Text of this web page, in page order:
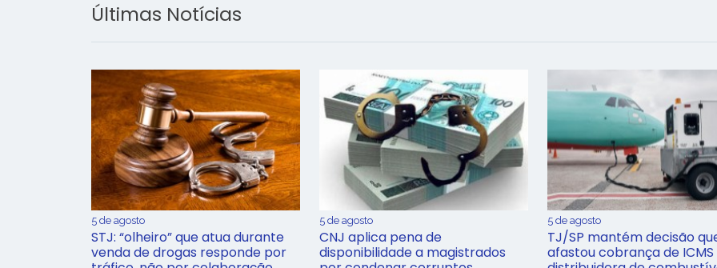
Últimas Notícias
5 de agosto
STJ: “olheiro” que atua durante
venda de drogas responde por
5 de agosto
CNJ aplica pena de
disponibilidade a magistrados
5 de agosto
TJ/SP mantém decisão
afastou cobrança de ICMS